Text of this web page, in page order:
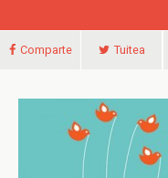
Comparte Tuitea